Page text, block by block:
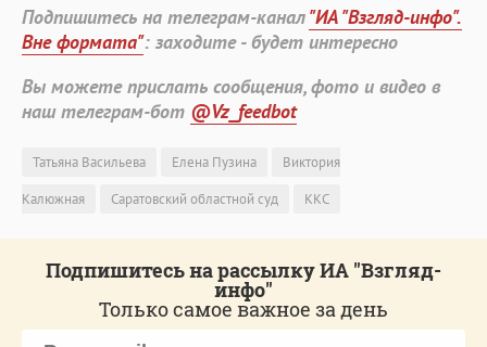
Подпишитесь на телеграм-канал"ИА "Взгляд-инфо".
Вне формата": заходите - будет интересно
Вы можете прислать сообщения, фото и видео в
наш телеграм-бот @Vz_feedbot
Татьяна Васильева Елена Пузина
Виктория
Калюжная
Саратовский областной суд ККС
Подпишитесь на рассылку ИА "Взгляд-
инфо"
Только самое важное за день